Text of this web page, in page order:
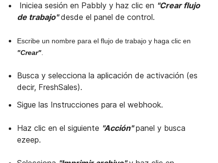
Iniciea sesión en Pabbly y haz clic en "Crear flujo
de trabajo"desde el panel de control.
Escribe un nombre para el flujo de trabajo y haga clic en
"Crear"
Busca y selecciona la aplicación de activación (es
decir, FreshSales).
Sigue las Instrucciones para el webhook.
Haz clic en el siguiente "Acción"panel y busca
ezeep.